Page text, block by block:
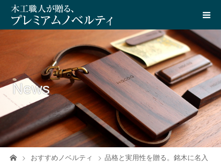
News
おすすめノベルティ
品格と実用性を贈る。銘木に名入